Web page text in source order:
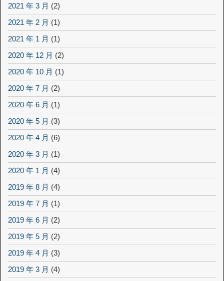
2021 年 3 月 (2)
2021 年 2 月 (1)
2021 年 1 月 (1)
2020 年 12 月 (2)
2020 年 10 月 (1)
2020 年 7 月 (2)
2020 年 6 月 (1)
2020 年 5 月 (3)
2020 年 4 月 (6)
2020 年 3 月 (1)
2020 年 1 月 (4)
2019 年 8 月 (4)
2019 年 7 月 (1)
2019 年 6 月 (2)
2019 年 5 月 (2)
2019 年 4 月 (3)
2019 年 3 月 (4)